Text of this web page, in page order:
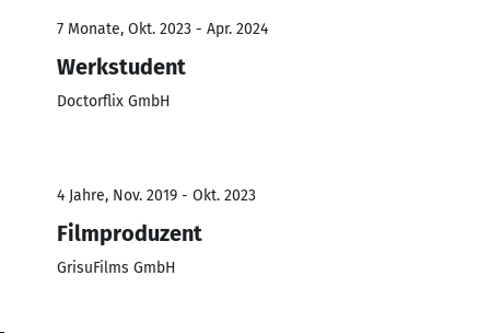
7 Monate, Okt. 2023 - Apr. 2024
Werkstudent
Doctorflix GmbH
4 Jahre, Nov. 2019 - Okt. 2023
Filmproduzent
GrisuFilms GmbH